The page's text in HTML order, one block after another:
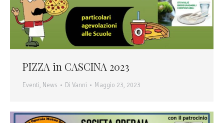
PIZZA in CASCINA 2023
Eventi, News Di Vanni Maggio 23, 2023